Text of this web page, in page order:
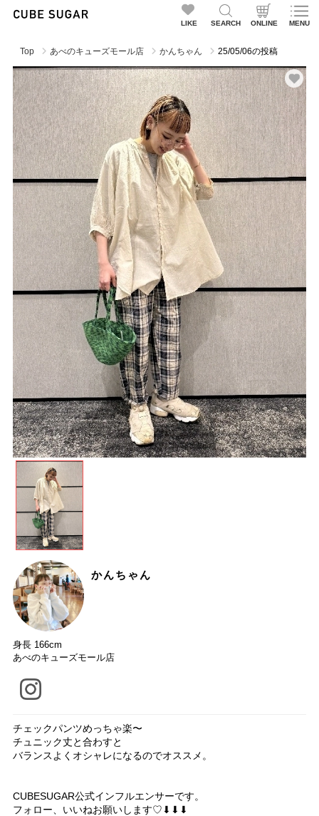
LIKE SEARCH ONLINE MENU
Top あべのキューズモール店 かんちゃん 25/05/06の投稿
かんちゃん
身長 166cm
あべのキューズモール店
チェックパンツめっちゃ楽〜
チュニック丈と合わすと
バランスよくオシャレになるのでオススメ。
CUBESUGAR公式インフルエンサーです。
フォロー、いいねお願いします♡⬇⬇⬇